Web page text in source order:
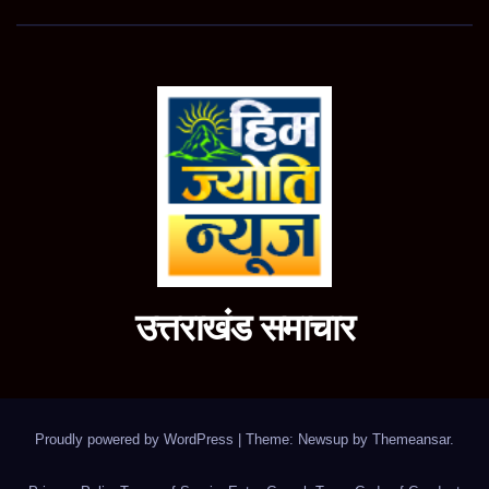
उत्तराखंड समाचार
Proudly powered by WordPress Theme: Newsup by Themeansar.